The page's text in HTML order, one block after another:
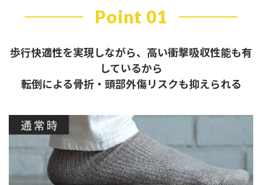
Point 01
歩行快適性を実現しながら、高い衝撃吸収性能も有
しているから
転倒による骨折・頭部外傷リスクも抑えられる